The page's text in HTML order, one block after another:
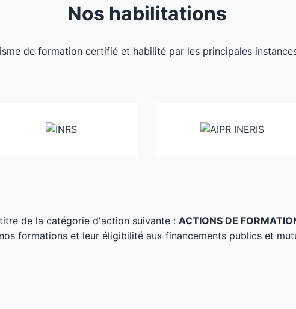
Nos habilitations
de formation certifié et habilité par les principales
de la catégorie d'action suivante : ACTIONS DE
formations et leur éligibilité aux financements publics et